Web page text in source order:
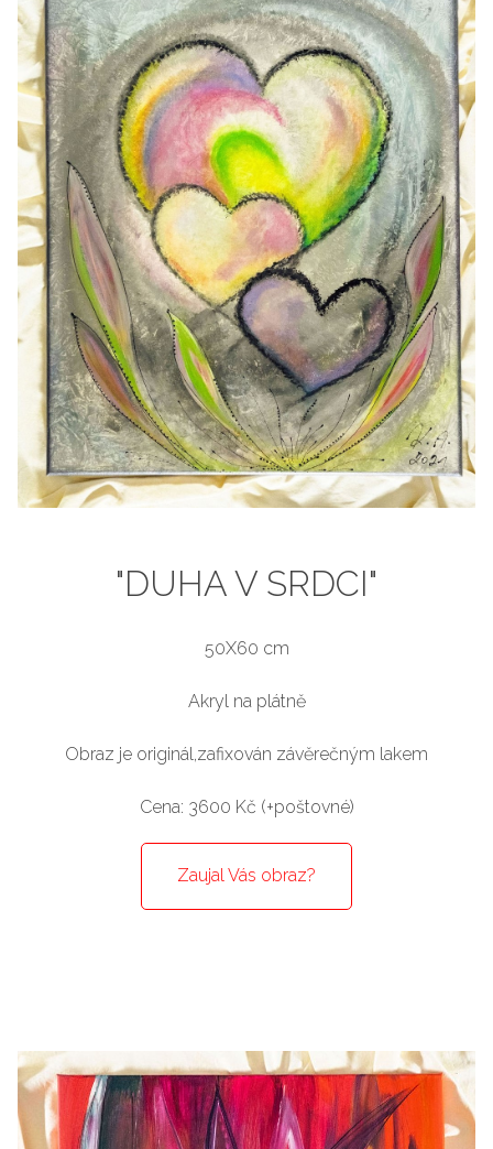
"DUHA V SRDCI"
50X60 cm
Akryl na plátně
Obraz je originál,zafixován závěrečným lakem
Cena: 3600 Kč (+poštovné)
Zaujal Vás obraz?